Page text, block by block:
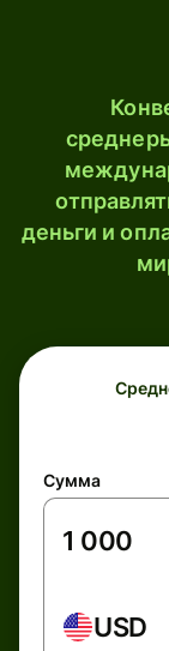
деньги и
Сумма
USD